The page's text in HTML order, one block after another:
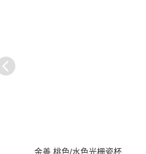
金善 桃色/水色光栅瓷杯